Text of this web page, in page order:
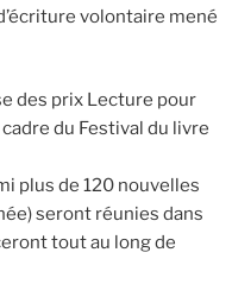
volontaire mené
des prix Lecture pour
du Festival du livre
plus de 120 nouvelles
seront réunies dans
tout au long de